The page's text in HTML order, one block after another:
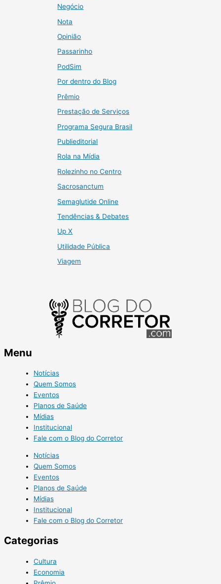
Negócio
Nota
Opinião
Passarinho
PodSim
Por dentro do Blog
Prêmio
Prestação de Serviços
Programa Segura Brasil
Publieditorial
Rola na Mídia
Rolezinho no Centro
Sacrosanctum
Semaglutide Online
Tendências & Debates
Up X
Utilidade Pública
Viagem
Menu
Notícias
Quem Somos
Eventos
Planos de Saúde
Mídias
Institucional
Fale com o Blog do Corretor
Notícias
Quem Somos
Eventos
Planos de Saúde
Mídias
Institucional
Fale com o Blog do Corretor
Categorias
Cultura
Economia